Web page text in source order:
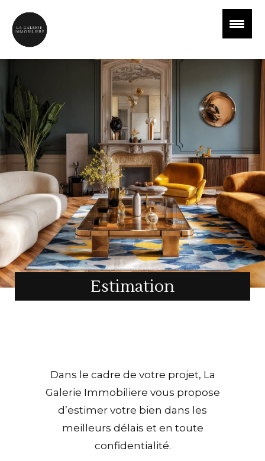
Estimation
Dans le cadre de votre projet, La
Galerie Immobiliere vous propose
d’estimer votre bien dans les
meilleurs délais et en toute
confidentialité.